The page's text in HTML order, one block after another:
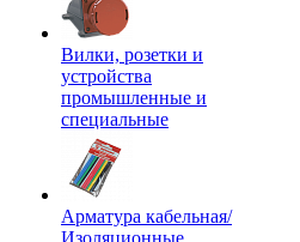
Вилки, розетки и
устройства
промышленные и
специальные
Арматура кабельная/
Изоляционные